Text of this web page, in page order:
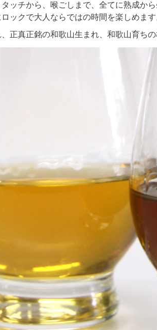
ッチから、喉ごしまで、全てに熟成か
ックで大人ならではの時間を楽しめます
正真正銘の和歌山生まれ、和歌山育ちの